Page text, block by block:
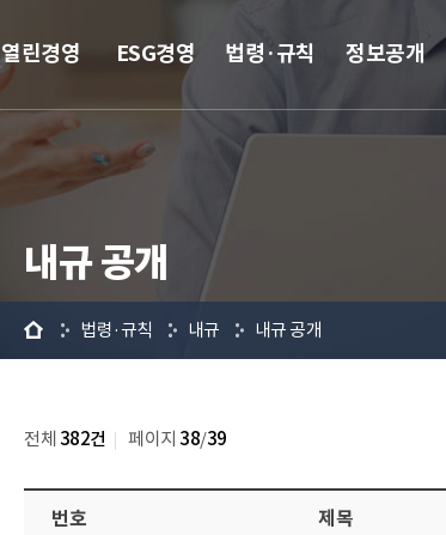
열린경영 ESG경영 법령·규칙 정보공개
내규 공개
홈 법령·규칙 내규 내규 공개
전체 382건 페이지 38/39
번호 제목